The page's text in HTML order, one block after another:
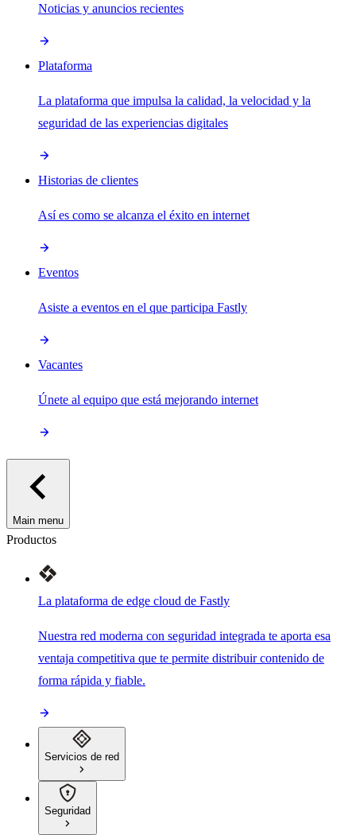
Noticias y anuncios recientes
Plataforma
La plataforma que impulsa la calidad, la velocidad y la
seguridad de las experiencias digitales
Historias de clientes
Así es como se alcanza el éxito en internet
Eventos
Asiste a eventos en el que participa Fastly
Vacantes
Únete al equipo que está mejorando internet
Main menu
Productos
La plataforma de edge cloud de Fastly
Nuestra red moderna con seguridad integrada te aporta esa
ventaja competitiva que te permite distribuir contenido de
forma rápida y fiable.
Servicios de red
Seguridad